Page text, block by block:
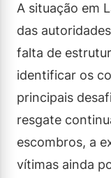
A situação em
das
falta de
identificar os
principais
resgate
escombros, a
vítimas ainda